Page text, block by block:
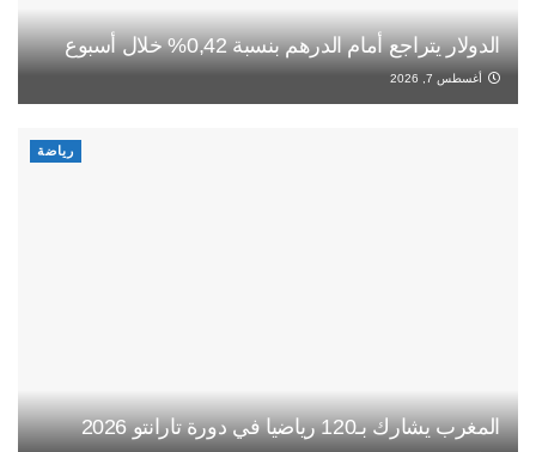
الدولار يتراجع أمام الدرهم بنسبة 0,42% خلال أسبوع
أغسطس 7, 2026
رياضة
المغرب يشارك بـ120 رياضيا في دورة تارانتو 2026